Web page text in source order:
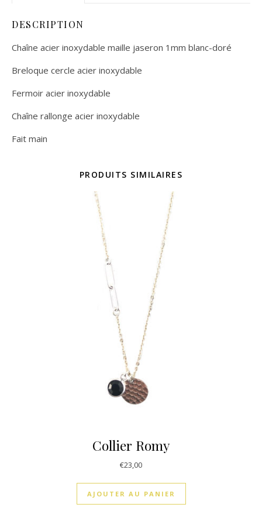
DESCRIPTION
Chaîne acier inoxydable maille jaseron 1mm blanc-doré
Breloque cercle acier inoxydable
Fermoir acier inoxydable
Chaîne rallonge acier inoxydable
Fait main
PRODUITS SIMILAIRES
Collier Romy
€23,00
AJOUTER AU PANIER